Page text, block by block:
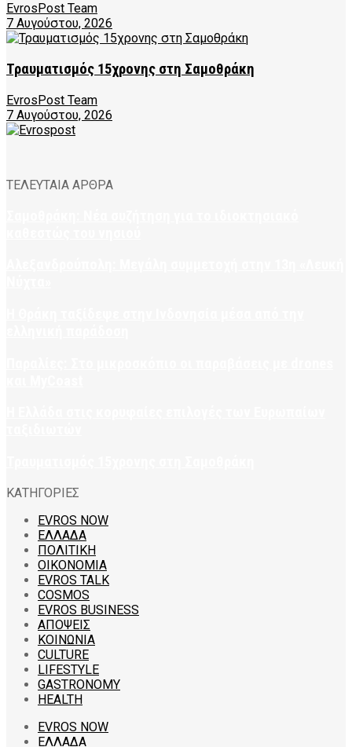
EvrosPost Team
7 Αυγούστου, 2026
Τραυματισμός 15χρονης στη Σαμοθράκη
EvrosPost Team
7 Αυγούστου, 2026
ΤΕΛΕΥΤΑΙΑ ΑΡΘΡΑ
ΚΑΤΗΓΟΡΙΕΣ
EVROS NOW
ΕΛΛΑΔΑ
ΠΟΛΙΤΙΚΗ
ΟΙΚΟΝΟΜΙΑ
EVROS TALK
COSMOS
EVROS BUSINESS
ΑΠΟΨΕΙΣ
ΚΟΙΝΩΝΙΑ
CULTURE
LIFESTYLE
GASTRONOMY
HEALTH
EVROS NOW
ΕΛΛΑΔΑ